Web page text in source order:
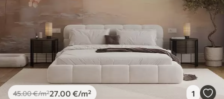
45.00€/m²27.00 €/m² 1